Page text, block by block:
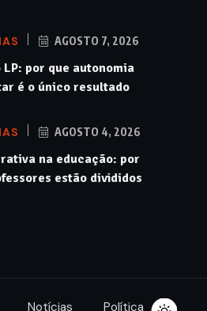
AGOSTO 7, 2026
LP: por que autonomia
é o único resultado
AGOSTO 4, 2026
na educação: por
estão divididos
Notícias Política